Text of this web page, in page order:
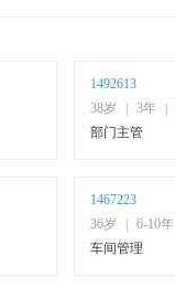
1492613
38岁
3年
部门主管
1467223
36岁
6-10年
车间管理